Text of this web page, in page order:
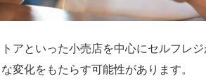
アといった小売店を中心にセルフレ
変化をもたらす可能性があります。